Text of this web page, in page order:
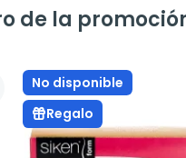
de la
No disponible
Regalo